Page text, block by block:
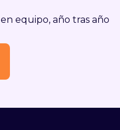
en equipo, año tras año